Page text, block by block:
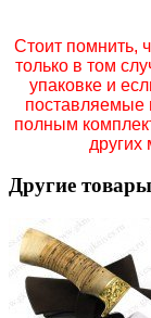
Стоит помнить,
только в том
упаковке и
поставляемые
полным
других
Другие